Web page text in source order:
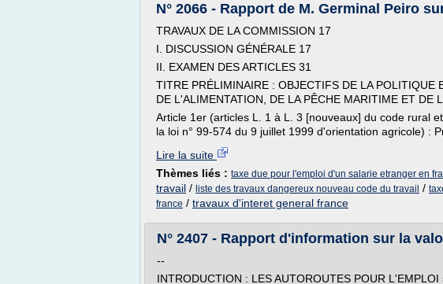
N° 2066 - Rapport de M. Germinal Peiro
TRAVAUX DE LA COMMISSION 17
I. DISCUSSION GÉNÉRALE 17
II. EXAMEN DES ARTICLES 31
TITRE PRÉLIMINAIRE : OBJECTIFS DE LA POLITIQUE
DE L'ALIMENTATION, DE LA PÊCHE MARITIME ET DE
Article 1er (articles L. 1 à L. 3 [nouveaux] du code rural
la loi n° 99-574 du 9 juillet 1999 d'orientation agricole) :
Lire la suite
Thèmes liés : taxe due pour l'emploi d'un salarie etranger en
travail / liste des travaux dangereux nouveau code du travail /
france / travaux d'interet general france
N° 2407 - Rapport d'information sur la
--
INTRODUCTION : LES AUTOROUTES POUR L'EMPLOI